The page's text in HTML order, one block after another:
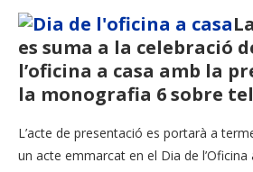
es suma a la celebració
l’oficina a casa amb la
la monografia 6 sobre
L’acte de presentació es portarà a
un acte emmarcat en el Dia de